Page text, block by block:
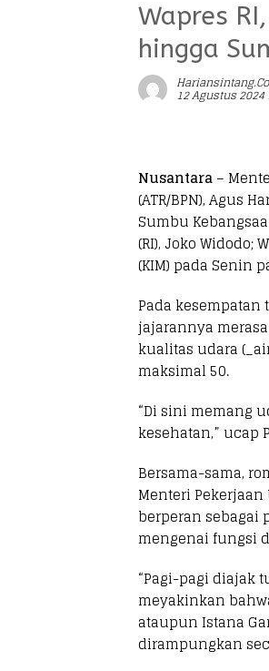
Wapres
hingga
12 Agustus 2024
Nusantara–
(ATR/BPN), Agus
Sumbu
(RI), Joko Widodo;
(KIM) pada Senin
Pada
jajarannya
kualitas udara
maksimal 50.
“Di sini memang
kesehatan,” ucap
Bersama-sama,
Menteri
berperan sebagai
mengenai fungsi
“Pagi-pagi diajak
meyakinkan
ataupun Istana
dirampungkan